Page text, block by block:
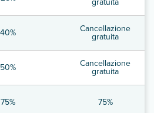
40% Cancellazione
gratuita
50% Cancellazione
gratuita
75% 75%